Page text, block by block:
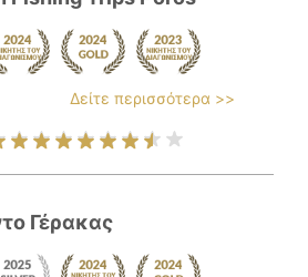
Δείτε περισσότερα >>
Γέρακας